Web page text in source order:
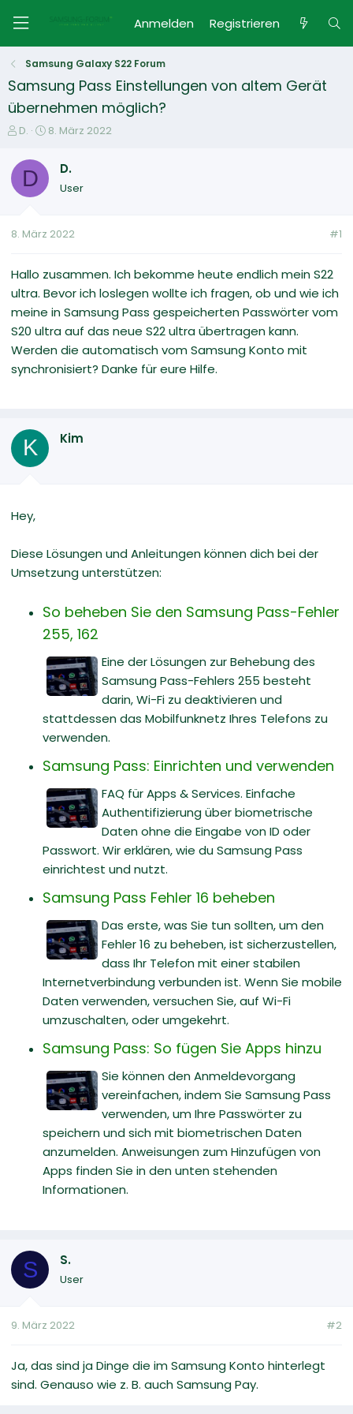
Anmelden Registrieren
Samsung Galaxy S22 Forum
Samsung Pass Einstellungen von altem Gerät
übernehmen möglich?
E
s
e
e
D.
E
t
m
8. März 2022
D D.
User
8. März 2022 #1
Hallo zusammen. Ich bekomme heute endlich mein S22
ultra. Bevor ich loslegen wollte ich fragen, ob und wie ich
meine in Samsung Pass gespeicherten Passwörter vom
S20 ultra auf das neue S22 ultra übertragen kann.
Werden die automatisch vom Samsung Konto mit
synchronisiert? Danke für eure Hilfe.
K Kim
Hey,
Diese Lösungen und Anleitungen können dich bei der
Umsetzung unterstützen:
So beheben Sie den Samsung Pass-Fehler
255, 162
Eine der Lösungen zur Behebung des
Samsung Pass-Fehlers 255 besteht
darin, Wi-Fi zu deaktivieren und
stattdessen das Mobilfunknetz Ihres Telefons zu
verwenden.
Samsung Pass: Einrichten und verwenden
FAQ für Apps & Services. Einfache
Authentifizierung über biometrische
Daten ohne die Eingabe von ID oder
Passwort. Wir erklären, wie du Samsung Pass
einrichtest und nutzt.
Samsung Pass Fehler 16 beheben
Das erste, was Sie tun sollten, um den
Fehler 16 zu beheben, ist sicherzustellen,
dass Ihr Telefon mit einer stabilen
Internetverbindung verbunden ist. Wenn Sie mobile
Daten verwenden, versuchen Sie, auf Wi-Fi
umzuschalten, oder umgekehrt.
Samsung Pass: So fügen Sie Apps hinzu
Sie können den Anmeldevorgang
vereinfachen, indem Sie Samsung Pass
verwenden, um Ihre Passwörter zu
speichern und sich mit biometrischen Daten
anzumelden. Anweisungen zum Hinzufügen von
Apps finden Sie in den unten stehenden
Informationen.
S S.
User
9. März 2022 #2
Ja, das sind ja Dinge die im Samsung Konto hinterlegt
sind. Genauso wie z. B. auch Samsung Pay.